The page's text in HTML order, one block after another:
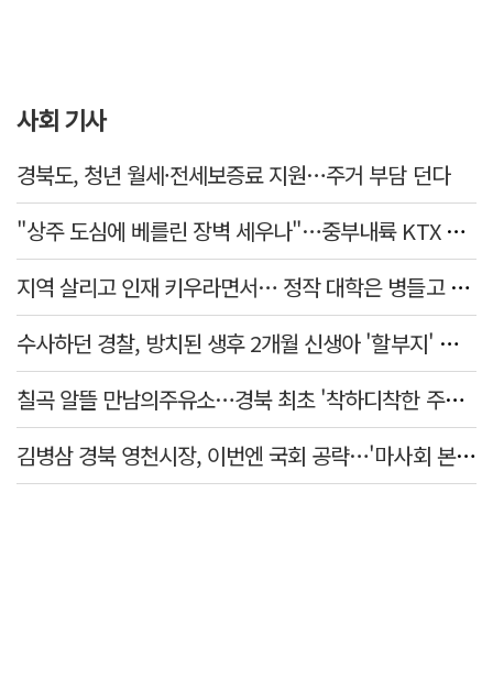
사회 기사
경북도, 청년 월세·전세보증료 지원…주거 부담 던다
"상주 도심에 베를린 장벽 세우나"…중부내륙 KTX 흙둑 쌓기계획에 시민들 반발
지역 살리고 인재 키우라면서… 정작 대학은 병들고 있다
수사하던 경찰, 방치된 생후 2개월 신생아 '할부지' 된 사연은
칠곡 알뜰 만남의주유소…경북 최초 '착하디착한 주유소' 선정
김병삼 경북 영천시장, 이번엔 국회 공략…'마사회 본사 이전·광역교통망 확충' 요청